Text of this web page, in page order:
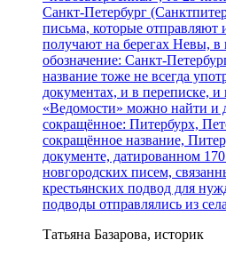
Санкт-Петербург
письма, которые отправляют
получают на берегах Невы, в
обозначение: Санкт-
название тоже не всегда
документах, и в переписке, и
«Ведомости» можно найти и
сокращённое: Питербурх,
сокращённое название,
документе, датированном
новгородских писем,
крестьянских подвод для
подводы отправлялись из
Татьяна Базарова, историк